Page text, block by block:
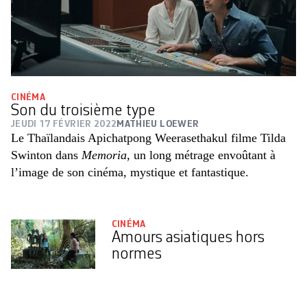
CINÉMA
Son du troisième type
JEUDI 17 FÉVRIER 2022 MATHIEU LOEWER
Le Thaïlandais Apichatpong Weerasethakul filme Tilda
Swinton dans Memoria, un long métrage envoûtant à
l’image de son cinéma, mystique et fantastique.
CINÉMA
Amours asiatiques hors
normes